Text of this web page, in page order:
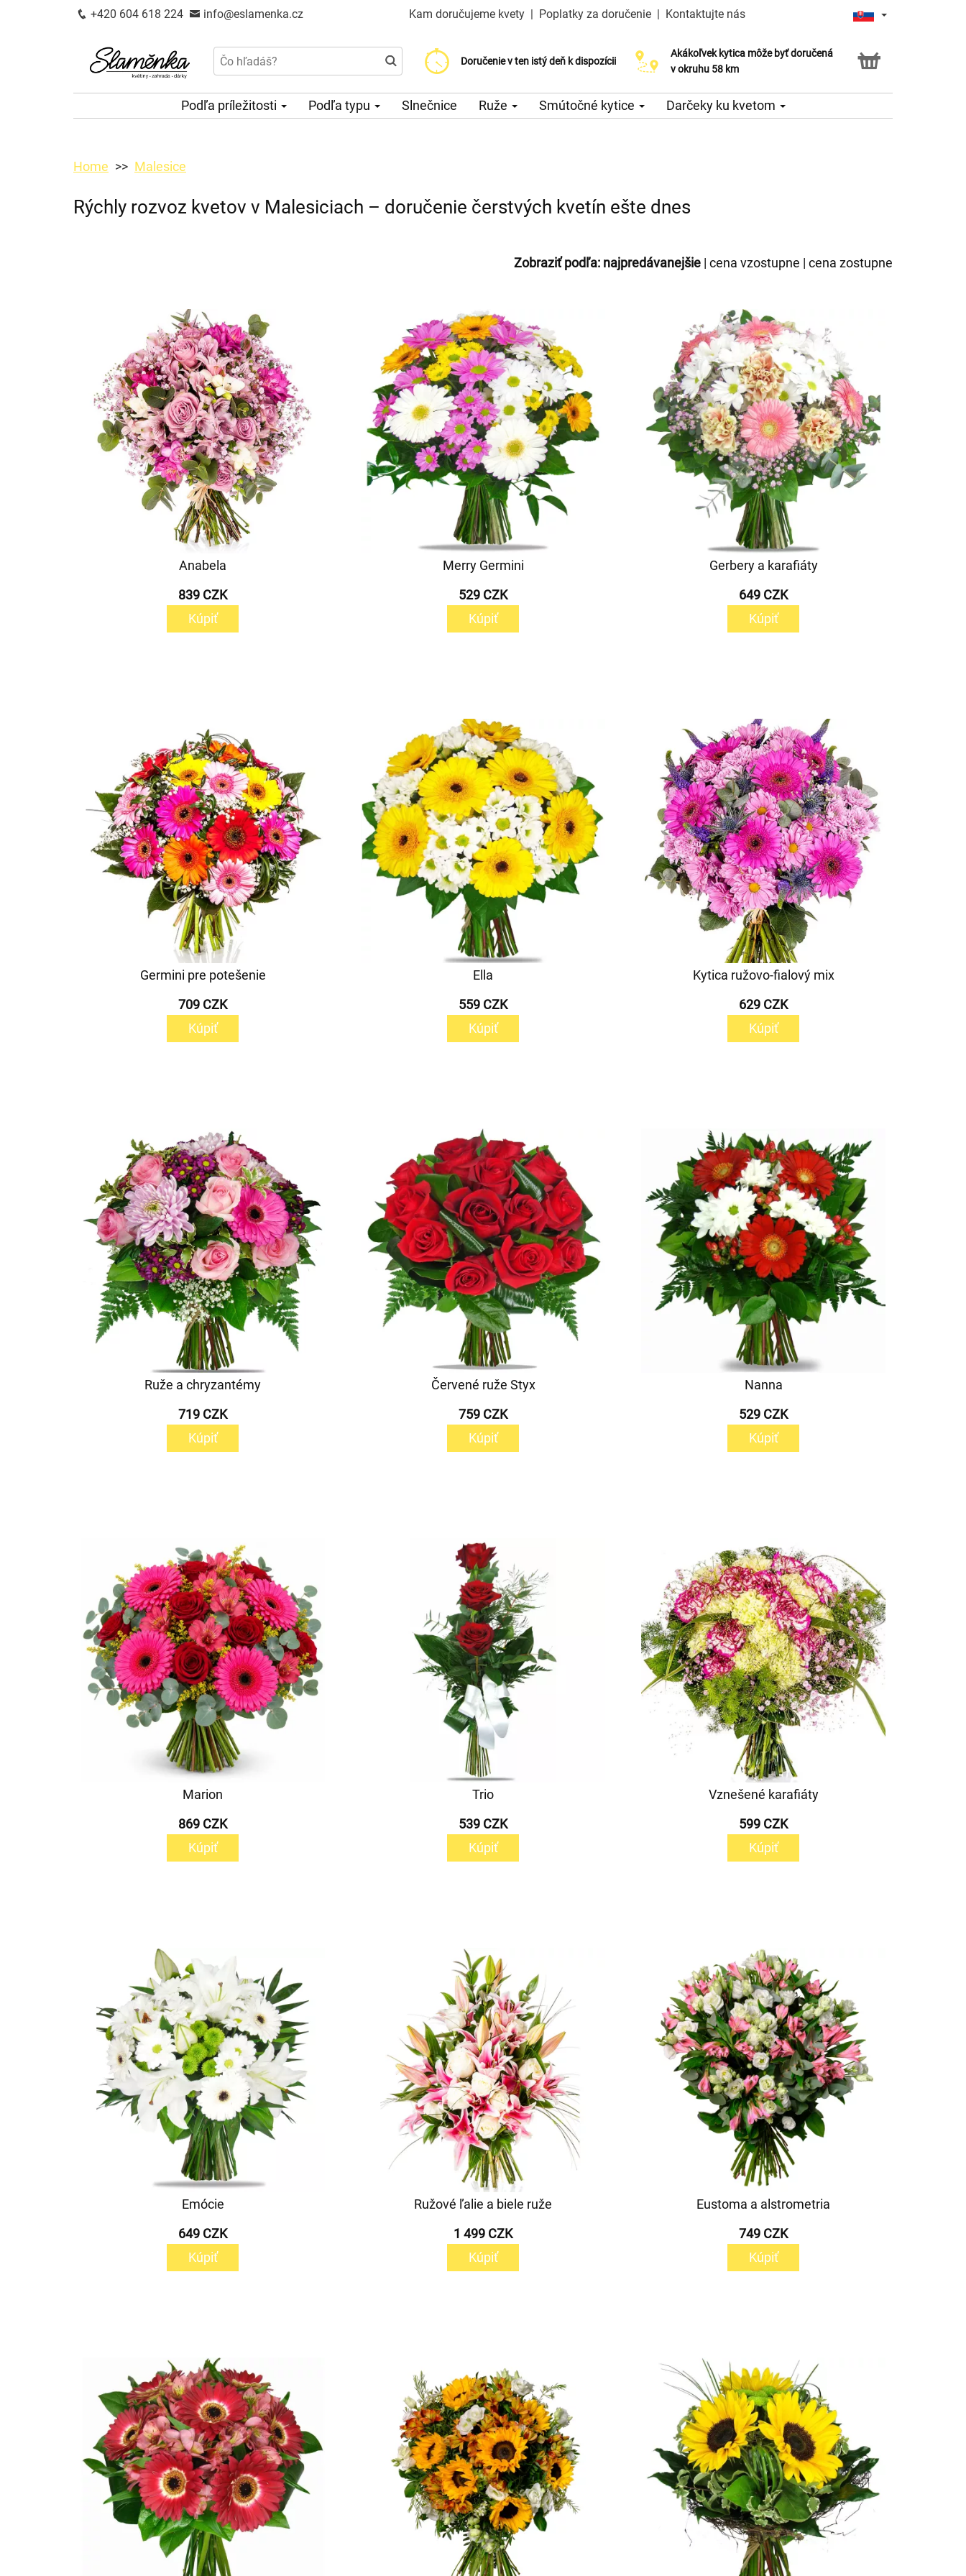
+420 604 618 224 info@eslamenka.cz Kam doručujeme kvety | Poplatky za doručenie | Kontaktujte nás
Doručenie v ten istý deň k dispozícii
Poplatok za doručenie od 200 CZK
Vyberte si dátum doručenia
Akákoľvek kytica môže byť doručená
v okruhu 58 km
Podľa príležitosti Podľa typu Slnečnice Ruže Smútočné kytice Darčeky ku kvetom
Home Malesice
Rýchly rozvoz kvetov v Malesiciach – doručenie čerstvých kvetín ešte dnes
Zobraziť podľa: najpredávanejšie | cena vzostupne | cena zostupne
Anabela
839 CZK
Kúpiť
Merry Germini
529 CZK
Kúpiť
Gerbery a karafiáty
649 CZK
Kúpiť
Germini pre potešenie
709 CZK
Kúpiť
Ella
559 CZK
Kúpiť
Kytica ružovo-fialový mix
629 CZK
Kúpiť
Ruže a chryzantémy
719 CZK
Kúpiť
Červené ruže Styx
759 CZK
Kúpiť
Nanna
529 CZK
Kúpiť
Marion
869 CZK
Kúpiť
Trio
539 CZK
Kúpiť
Vznešené karafiáty
599 CZK
Kúpiť
Emócie
649 CZK
Kúpiť
Ružové ľalie a biele ruže
1 499 CZK
Kúpiť
Eustoma a alstrometria
749 CZK
Kúpiť